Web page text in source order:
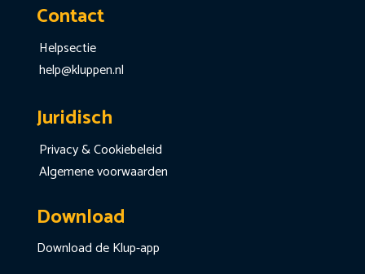
Contact
Helpsectie
help@kluppen.nl
Juridisch
Privacy & Cookiebeleid
Algemene voorwaarden
Download
Download de Klup-app